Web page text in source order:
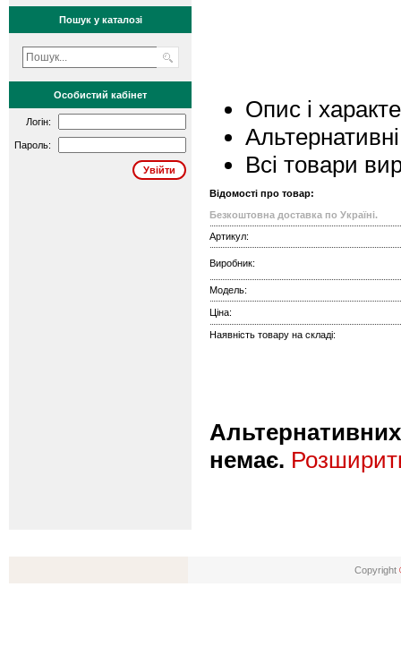
Пошук у каталозі
Особистий кабінет
Логін:
Пароль:
Опис і
Всі товари
Відомості про товар:
Безкоштовна доставка по Україні.
Артикул:
Виробник:
Модель:
Ціна:
Наявність товару на складі:
Альтернативних
немає.
Copyright